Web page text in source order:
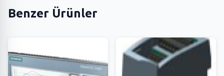
Benzer Ürünler